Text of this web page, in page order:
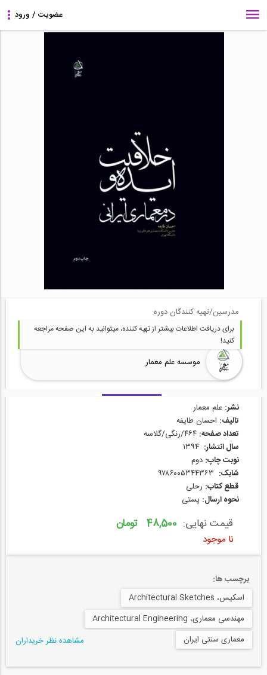
مدرسین/تهیه کنندگان دوره:
برای دریافت اطلاعات بیشتر از تهیه کننده، میتوانید به این صفحه مراجعه
کنید!
موسسه علم معمار
نشر: علم معمار
تالیف: احسان طایفه
تعداد صفحه:
سال انتشار:
نوبت چاپ: دوم
شابک:
قطع کتاب: رحلی
نحوه ارسال: پستی
قیمت نهایی: 48,500 تومان
نا موجود
برچسب ها:
اسکیس، Architectural Sketches
مهندسی معماری، Architectural Engineering
معماری سنتی ایران
مشاهده نظر خریداران